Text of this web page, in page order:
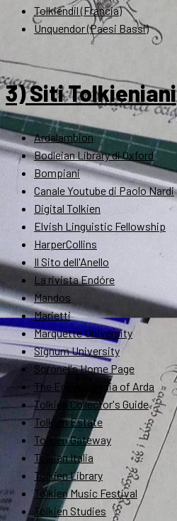
Tolkiendil (Francia)
Unquendor (Paesi Bassi)
3) Siti Tolkieniani
Ardalambion
Bodleian Library di Oxford
Bompiani
Canale Youtube di Paolo Nardi
Digital Tolkien
Elvish Linguistic Fellowship
HarperCollins
Il Sito dell'Anello
La rivista Endóre
Mandos
Marietti
Marquette University
Signum University
Soronel's Home Page
The Encyclopedia of Arda
Tolkien Collector's Guide
Tolkien Estate
Tolkien Gateway
Tolkien Italia
Tolkien Library
Tolkien Music Festival
Tolkien Studies